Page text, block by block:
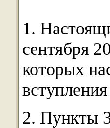
1.
сентября
которых
2. Пункты